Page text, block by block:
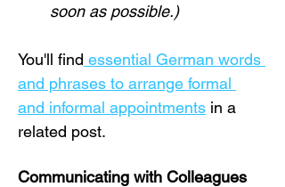
soon as possible.)
You'll find essential German words
and phrases to arrange formal
and informal appointments in a
related post.
Communicating with Colleagues